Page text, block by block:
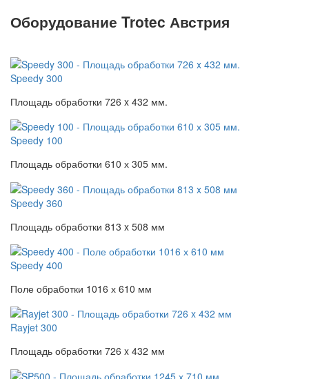
Оборудование Trotec Австрия
Speedy 300
Площадь обработки 726 x 432 мм.
Speedy 100
Площадь обработки 610 х 305 мм.
Speedy 360
Площадь обработки 813 x 508 мм
Speedy 400
Поле обработки 1016 х 610 мм
Rayjet 300
Площадь обработки 726 x 432 мм